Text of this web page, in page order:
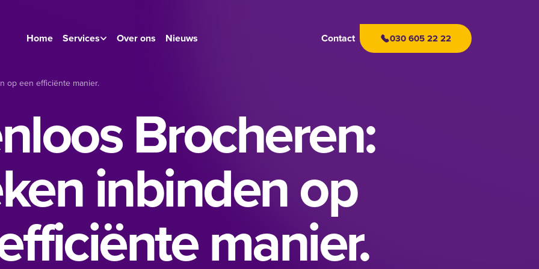
Home Services Over ons Nieuws Contact 030 605 22 22
op een efficiënte manier.
Brocheren:
inbinden op
manier.